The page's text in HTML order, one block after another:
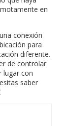
en
conexión
para
diferente.
de controlar
lugar con
saber